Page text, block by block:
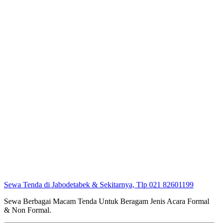
Sewa Tenda di Jabodetabek & Sekitarnya, Tlp 021 82601199
Sewa Berbagai Macam Tenda Untuk Beragam Jenis Acara Formal
& Non Formal.